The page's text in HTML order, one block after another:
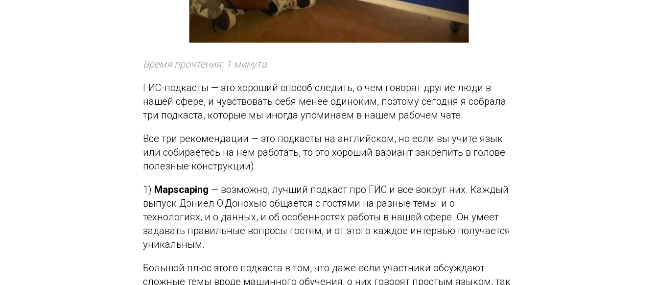
Время прочтения: 1 минута
ГИС-подкасты — это хороший способ следить, о чем говорят другие люди в
нашей сфере, и чувствовать себя менее одиноким, поэтому сегодня я собрала
три подкаста, которые мы иногда упоминаем в нашем рабочем чате.
Все три рекомендации — это подкасты на английском, но если вы учите язык
или собираетесь на нем работать, то это хороший вариант закрепить в голове
полезные конструкции)
1) Mapscaping — возможно, лучший подкаст про ГИС и все вокруг них. Каждый
выпуск Дэниел О'Донохью общается с гостями на разные темы: и о
технологиях, и о данных, и об особенностях работы в нашей сфере. Он умеет
задавать правильные вопросы гостям, и от этого каждое интервью получается
уникальным.
Большой плюс этого подкаста в том, что даже если участники обсуждают
сложные темы вроде машинного обучения, о них говорят простым языком, так